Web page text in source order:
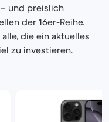
und preislich
der 16er-Reihe.
die ein aktuelles
zu investieren.